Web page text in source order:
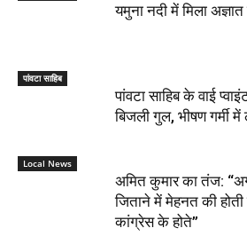
यमुना नदी में मिला
पांवटा साहिब
पांवटा साहिब के वाई
बिजली गुल, भीषण गर्मी में
Local News
अमित कुमार का तंज:
जिताने में मेहनत की
कांग्रेस के होते”